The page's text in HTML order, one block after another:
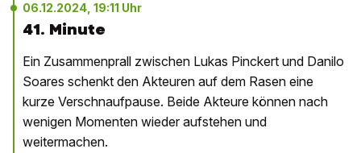
06.12.2024, 19:11 Uhr
41. Minute
Ein Zusammenprall zwischen Lukas Pinckert und Danilo
Soares schenkt den Akteuren auf dem Rasen eine
kurze Verschnaufpause. Beide Akteure können nach
wenigen Momenten wieder aufstehen und
weitermachen.